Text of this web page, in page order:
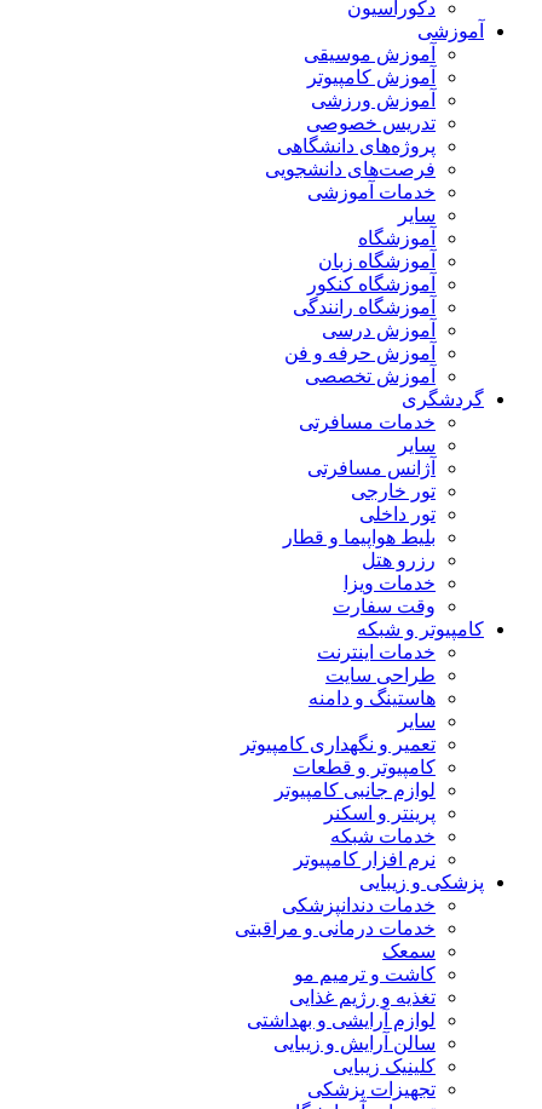
دکوراسیون
آموزشی
آموزش موسیقی
آموزش کامپیوتر
آموزش ورزشی
تدریس خصوصی
پروژه‌های دانشگاهی
فرصت‌های دانشجویی
خدمات آموزشی
سایر
آموزشگاه
آموزشگاه زبان
آموزشگاه کنکور
آموزشگاه رانندگی
آموزش درسی
آموزش حرفه و فن
آموزش تخصصی
گردشگری
خدمات مسافرتی
سایر
آژانس مسافرتی
تور خارجی
تور داخلی
بلیط هواپیما و قطار
رزرو هتل
خدمات ویزا
وقت سفارت
کامپیوتر و شبکه
خدمات اینترنت
طراحی سایت
هاستینگ و دامنه
سایر
تعمیر و نگهداری کامپیوتر
کامپیوتر و قطعات
لوازم جانبی کامپیوتر
پرینتر و اسکنر
خدمات شبکه
نرم افزار کامپیوتر
پزشکی و زیبایی
خدمات دندانپزشکی
خدمات درمانی و مراقبتی
سمعک
کاشت و ترمیم مو
تغذیه و رژیم غذایی
لوازم آرایشی و بهداشتی
سالن آرایش و زیبایی
کلینیک زیبایی
تجهیزات پزشکی